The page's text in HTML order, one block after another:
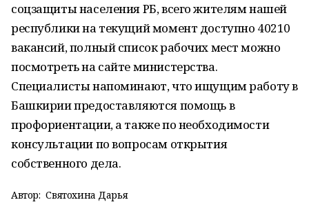
соцзащиты населения РБ, всего жителям нашей
республики на текущий момент доступно 40210
вакансий, полный список рабочих мест можно
посмотреть на сайте министерства.
Специалисты напоминают, что ищущим работу в
Башкирии предоставляются помощь в
профориентации, а также по необходимости
консультации по вопросам открытия
собственного дела.
Автор: Святохина Дарья